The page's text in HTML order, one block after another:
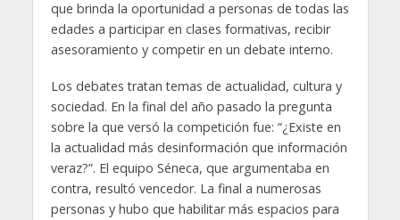
que brinda la oportunidad a personas de todas las
edades a participar en clases formativas, recibir
asesoramiento y competir en un debate interno.
Los debates tratan temas de actualidad, cultura y
sociedad. En la final del año pasado la pregunta
sobre la que versó la competición fue: “¿Existe en
la actualidad más desinformación que información
veraz?”. El equipo Séneca, que argumentaba en
contra, resultó vencedor. La final a numerosas
personas y hubo que habilitar más espacios para